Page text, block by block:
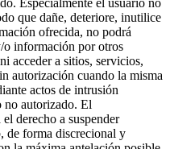
que dañe, deteriore, inutilice
ofrecida, no podrá
o información por otros
acceder a sitios, servicios,
autorización cuando la misma
actos de intrusión
no autorizado. El
derecho a suspender
de forma discrecional y